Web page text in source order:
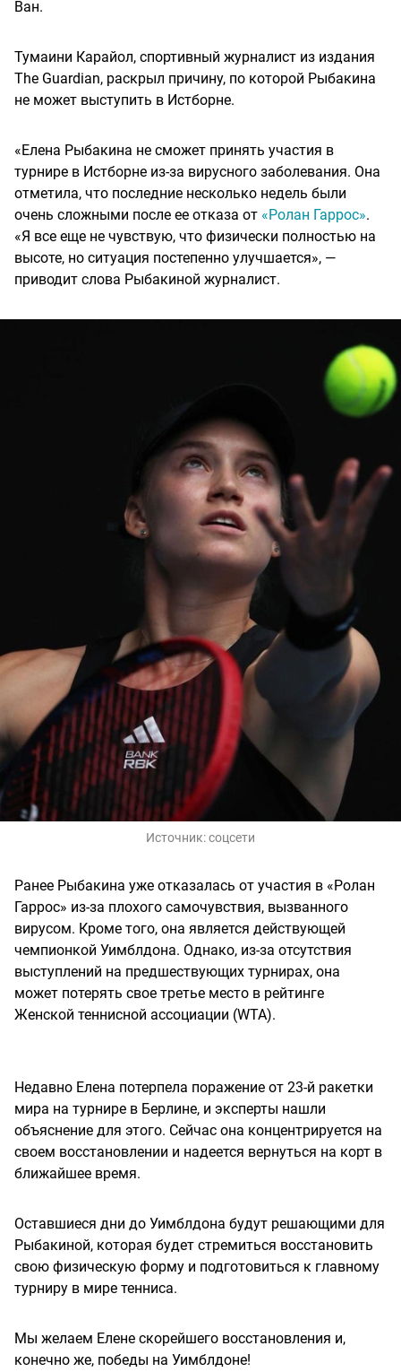
Ван.
Тумаини Карайол, спортивный журналист из издания
The Guardian, раскрыл причину, по которой Рыбакина
не может выступить в Истборне.
«Елена Рыбакина не сможет принять участия в
турнире в Истборне из-за вирусного заболевания. Она
отметила, что последние несколько недель были
очень сложными после ее отказа от «Ролан Гаррос».
«Я все еще не чувствую, что физически полностью на
высоте, но ситуация постепенно улучшается», —
приводит слова Рыбакиной журналист.
Источник:соцсети
Ранее Рыбакина уже отказалась от участия в «Ролан
Гаррос» из-за плохого самочувствия, вызванного
вирусом. Кроме того, она является действующей
чемпионкой Уимблдона. Однако, из-за отсутствия
выступлений на предшествующих турнирах, она
может потерять свое третье место в рейтинге
Женской теннисной ассоциации (WTA).
Недавно Елена потерпела поражение от 23-й ракетки
мира на турнире в Берлине, и эксперты нашли
объяснение для этого. Сейчас она концентрируется на
своем восстановлении и надеется вернуться на корт в
ближайшее время.
Оставшиеся дни до Уимблдона будут решающими для
Рыбакиной, которая будет стремиться восстановить
свою физическую форму и подготовиться к главному
турниру в мире тенниса.
Мы желаем Елене скорейшего восстановления и,
конечно же, победы на Уимблдоне!